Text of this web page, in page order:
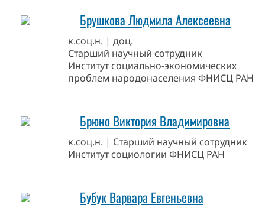
Брушкова Людмила Алексеевна
к.соц.н. | доц.
Старший научный сотрудник
Институт социально-экономических
проблем народонаселения ФНИСЦ РАН
Брюно Виктория Владимировна
к.соц.н. | Старший научный сотрудник
Институт социологии ФНИСЦ РАН
Бубук Варвара Евгеньевна